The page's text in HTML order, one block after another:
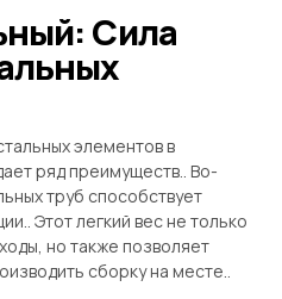
Сила
элементов в
ряд преимуществ.. Во-
труб способствует
Этот легкий вес не только
но также позволяет
сборку на месте..